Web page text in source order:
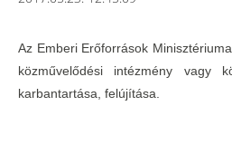
Az Emberi Erőforrások
közművelődési intézmény vagy
karbantartása, felújítása.